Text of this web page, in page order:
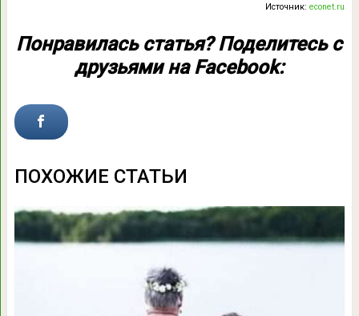
Источник:econet.ru
Понравилась статья? Поделитесь с
друзьями на Facebook:
ПОХОЖИЕ СТАТЬИ